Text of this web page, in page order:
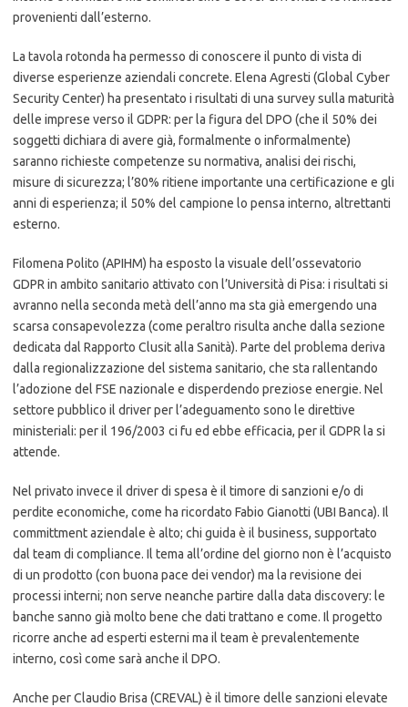
provenienti dall’esterno.
La tavola rotonda ha permesso di conoscere il punto di vista di
diverse esperienze aziendali concrete. Elena Agresti (Global Cyber
Security Center) ha presentato i risultati di una survey sulla maturità
delle imprese verso il GDPR: per la figura del DPO (che il 50% dei
soggetti dichiara di avere già, formalmente o informalmente)
saranno richieste competenze su normativa, analisi dei rischi,
misure di sicurezza; l’80% ritiene importante una certificazione e gli
anni di esperienza; il 50% del campione lo pensa interno, altrettanti
esterno.
Filomena Polito (APIHM) ha esposto la visuale dell’ossevatorio
GDPR in ambito sanitario attivato con l’Università di Pisa: i risultati si
avranno nella seconda metà dell’anno ma sta già emergendo una
scarsa consapevolezza (come peraltro risulta anche dalla sezione
dedicata dal Rapporto Clusit alla Sanità). Parte del problema deriva
dalla regionalizzazione del sistema sanitario, che sta rallentando
l’adozione del FSE nazionale e disperdendo preziose energie. Nel
settore pubblico il driver per l’adeguamento sono le direttive
ministeriali: per il 196/2003 ci fu ed ebbe efficacia, per il GDPR la si
attende.
Nel privato invece il driver di spesa è il timore di sanzioni e/o di
perdite economiche, come ha ricordato Fabio Gianotti (UBI Banca). Il
committment aziendale è alto; chi guida è il business, supportato
dal team di compliance. Il tema all’ordine del giorno non è l’acquisto
di un prodotto (con buona pace dei vendor) ma la revisione dei
processi interni; non serve neanche partire dalla data discovery: le
banche sanno già molto bene che dati trattano e come. Il progetto
ricorre anche ad esperti esterni ma il team è prevalentemente
interno, così come sarà anche il DPO.
Anche per Claudio Brisa (CREVAL) è il timore delle sanzioni elevate